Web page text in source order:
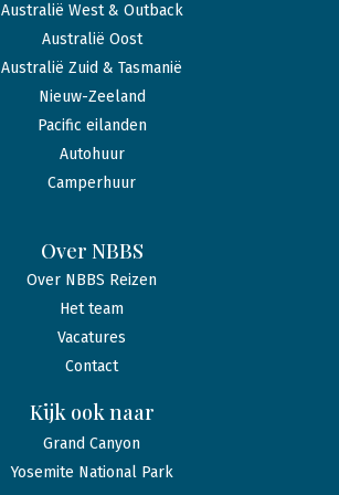
Australië West & Outback
Australië Oost
Australië Zuid & Tasmanië
Nieuw-Zeeland
Pacific eilanden
Autohuur
Camperhuur
Over NBBS
Over NBBS Reizen
Het team
Vacatures
Contact
Kijk ook naar
Grand Canyon
Yosemite National Park